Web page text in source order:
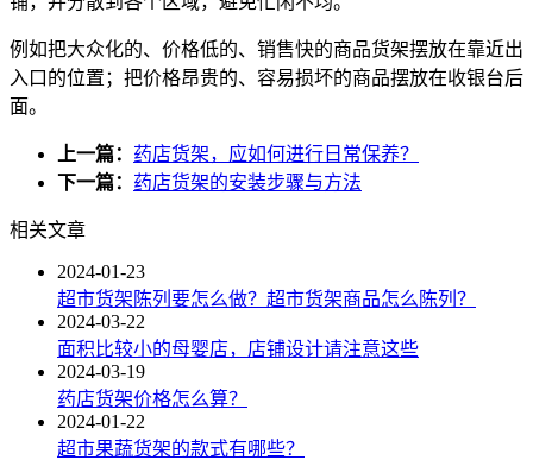
例如把大众化的、价格低的、销售快的商品货架摆放在靠近出
入口的位置；把价格昂贵的、容易损坏的商品摆放在收银台后
面。
上一篇： 药店货架，应如何进行日常保养？
下一篇： 药店货架的安装步骤与方法
相关文章
2024-01-23
超市货架陈列要怎么做？超市货架商品怎么陈列？
2024-03-22
面积比较小的母婴店，店铺设计请注意这些
2024-03-19
药店货架价格怎么算？
2024-01-22
超市果蔬货架的款式有哪些？